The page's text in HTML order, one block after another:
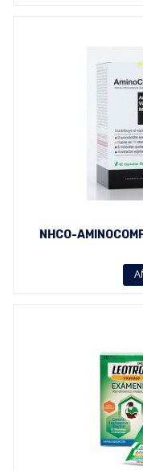
NHCO-